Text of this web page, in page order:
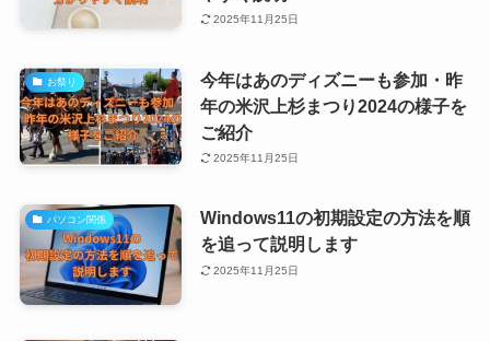
2025年11月25日
お祭り
今年はあのディズニーも参加・昨
年の米沢上杉まつり2024の様子を
ご紹介
2025年11月25日
パソコン関係
Windows11の初期設定の方法を順
を追って説明します
2025年11月25日